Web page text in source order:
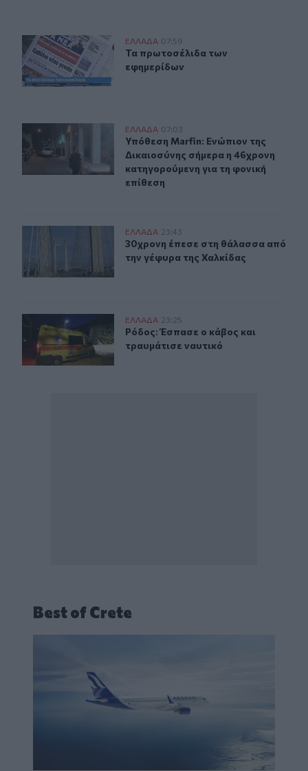
Τα πρωτοσέλιδα των εφημερίδων
ΕΛΛAΔΑ 07:59
Τα πρωτοσέλιδα των εφημερίδων
Τα πρωτοσέλιδα των
εφημερίδων
Υπόθεση Marfin: Ενώπιον της Δικαιοσύνης σήμερα η
ΕΛΛAΔΑ 07:03
Υπόθεση Marfin: Ενώπιον της
Υπόθεση Marfin: Ενώπιον της
Δικαιοσύνης σήμερα η 46χρονη
κατηγορούμενη για τη φονική
επίθεση
30χρονη έπεσε στη θάλασσα από την γέφυρα της
ΕΛΛAΔΑ 23:43
30χρονη έπεσε στη θάλασσα από
30χρονη έπεσε στη θάλασσα από
την γέφυρα της Χαλκίδας
Ρόδος: Έσπασε ο κάβος και τραυμάτισε ναυτικό
ΕΛΛAΔΑ 23:25
Ρόδος: Έσπασε ο κάβος και
Ρόδος: Έσπασε ο κάβος και
τραυμάτισε ναυτικό
Best of Crete